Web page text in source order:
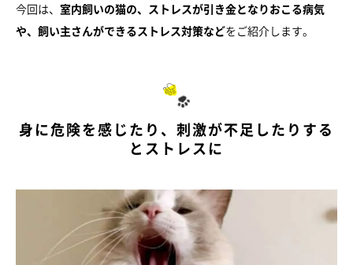
今回は、 室内飼いの猫の、ストレスが引き金となりおこる病気
や、飼い主さんができるストレス対策などをご紹介します。
身に危険を感じたり、刺激が不足したりする
とストレスに